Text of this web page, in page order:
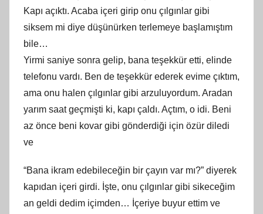
Kapı açıktı. Acaba içeri girip onu çılgınlar gibi
siksem mi diye düşünürken terlemeye başlamıştım
bile…
Yirmi saniye sonra gelip, bana teşekkür etti, elinde
telefonu vardı. Ben de teşekkür ederek evime çıktım,
ama onu halen çılgınlar gibi arzuluyordum. Aradan
yarım saat geçmişti ki, kapı çaldı. Açtım, o idi. Beni
az önce beni kovar gibi gönderdiği için özür diledi
ve
“Bana ikram edebileceğin bir çayın var mı?” diyerek
kapıdan içeri girdi. İşte, onu çılgınlar gibi sikeceğim
an geldi dedim içimden… İçeriye buyur ettim ve